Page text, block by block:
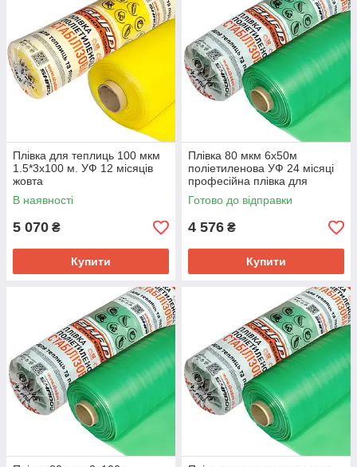
Плівка для теплиць 100 мкм
1.5*3х100 м. УФ 12 місяців
жовта
В наявності
5 070 ₴
Купити
Плівка 80 мкм 6х50м
поліетиленова УФ 24 місяці
професійна плівка для
теплиць
Готово до відправки
4 576 ₴
Купити